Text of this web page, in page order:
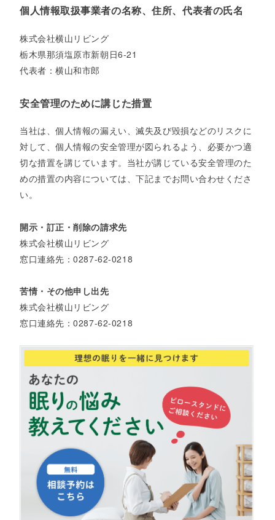
個人情報取扱事業者の名称、住所、代表者の氏名
株式会社横山リビング
栃木県那須塩原市新朝日6-21
代表者：横山和市郎
安全管理のために講じた措置
当社は、個人情報の漏えい、滅失及び毀損などのリスクに
対して、個人情報の安全管理が図られるよう、必要かつ適
切な措置を講じています。当社が講じている安全管理のた
めの措置の内容については、下記までお問い合わせくださ
い。
開示・訂正・削除の請求先
株式会社横山リビング
窓口連絡先：0287-62-0218
苦情・その他申し出先
株式会社横山リビング
窓口連絡先：0287-62-0218